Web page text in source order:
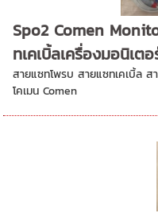
Spo2 Comen
ทเคเบิ้ลเครื่องมอนิเตอ
สายแซทโพรบ สายแซทเคเบิ้ล ส
โคเมน Comen